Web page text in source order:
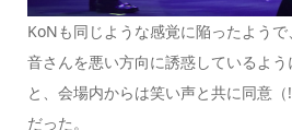
KoNも同じような感覚に陥ったよう
音さんを悪い方向に誘惑しているよ
と、会場内からは笑い声と共に同意
だった。